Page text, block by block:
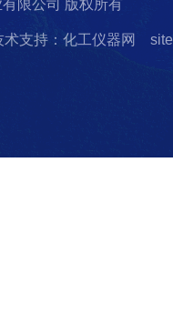
限公司 版权所有
术支持：化工仪器网